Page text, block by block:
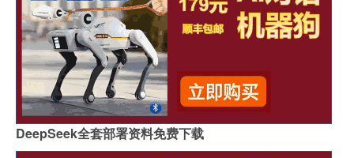
DeepSeek全套部署资料免费下载